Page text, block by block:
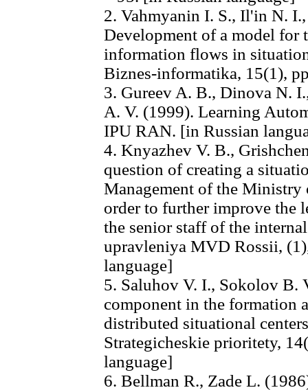
2. Vahmyanin I. S., Il'in N.
Development of a model for
information flows in
Biznes-informatika, 15(1),
3. Gureev A. B., Dinova N.
A. V. (1999). Learning
IPU RAN. [in Russian
4. Knyazhev V. B.,
question of creating a
Management of the
order to further improve the
the senior staff of the
upravleniya MVD Rossii,
language]
5. Saluhov V. I., Sokolov B.
component in the formation
distributed situational
Strategicheskie prioritety,
language]
6. Bellman R., Zade L.